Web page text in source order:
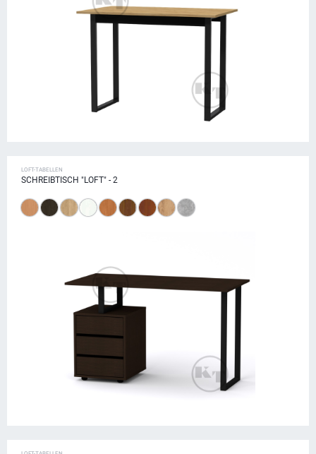
LOFT-TABELLEN
SCHREIBTISCH "LOFT" - 2